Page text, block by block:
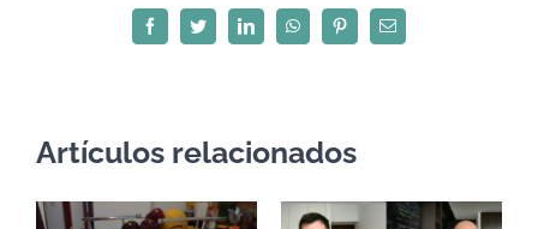
FacebookTwitterLinkedInWhatsAppPinterestCorreo
electrónico
Artículos relacionados